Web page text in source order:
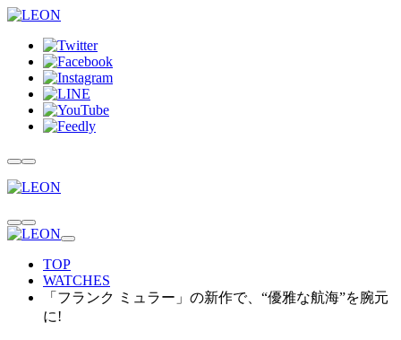
TOP
WATCHES
「フランク ミュラー」の新作で、“優雅な航海”を腕元
に!